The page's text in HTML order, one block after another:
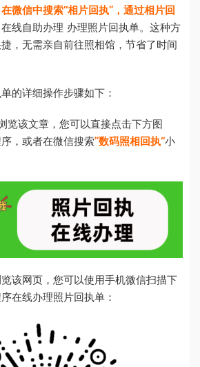
在微信中搜索“相片回执”，通过相片回
在线自助办理 办理照片回执单。这种方
，无需亲自前往照相馆，节省了时间
的详细操作步骤如下：
览该文章，您可以直接点击下方图
，或者在微信搜索”数码照相回执“小
该网页，您可以使用手机微信扫描下
在线办理照片回执单：